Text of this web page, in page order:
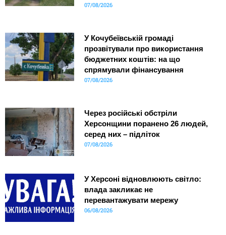
07/08/2026
У Кочубеївській громаді
прозвітували про використання
бюджетних коштів: на що
спрямували фінансування
07/08/2026
Через російські обстріли
Херсонщини поранено 26 людей,
серед них – підліток
07/08/2026
У Херсоні відновлюють світло:
влада закликає не
перевантажувати мережу
06/08/2026